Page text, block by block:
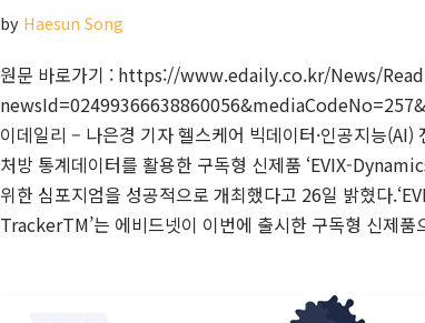
by Haesun Song
원문 바로가기 : https://www.edaily.co.kr/News/
이데일리 – 나은경 기자 헬스케어 빅데이터·인공지능
처방 통계데이터를 활용한 구독형 신제품 ‘EVIX-
위한 심포지엄을 성공적으로 개최했다고 26일 밝혔다
TrackerTM’는 에비드넷이 이번에 출시한 구독형 신제